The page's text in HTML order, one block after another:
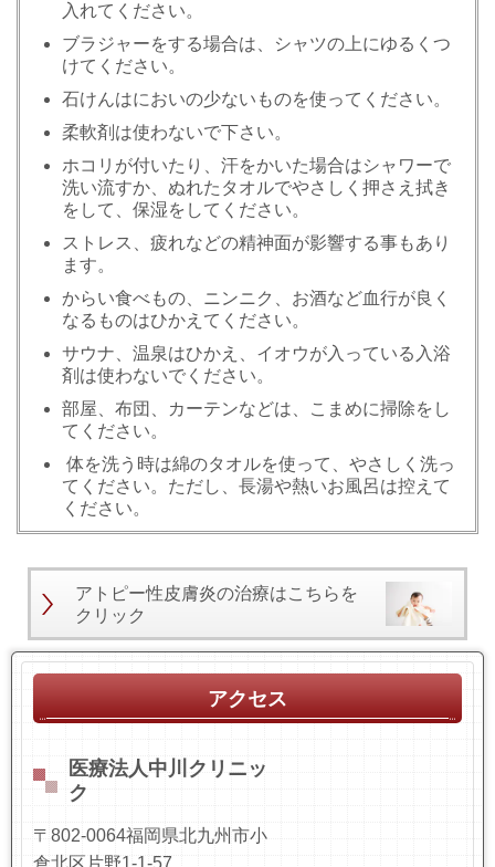
入れてください。
ブラジャーをする場合は、シャツの上にゆるくつ
けてください。
石けんはにおいの少ないものを使ってください。
柔軟剤は使わないで下さい。
ホコリが付いたり、汗をかいた場合はシャワーで
洗い流すか、ぬれたタオルでやさしく押さえ拭き
をして、保湿をしてください。
ストレス、疲れなどの精神面が影響する事もあり
ます。
からい食べもの、ニンニク、お酒など血行が良く
なるものはひかえてください。
サウナ、温泉はひかえ、イオウが入っている入浴
剤は使わないでください。
部屋、布団、カーテンなどは、こまめに掃除をし
てください。
体を洗う時は綿のタオルを使って、やさしく洗っ
てください。ただし、長湯や熱いお風呂は控えて
ください。
アトピー性皮膚炎の治療はこちらを
クリック
アクセス
医療法人中川クリニッ
ク
〒802-0064福岡県北九州市小
倉北区片野1-1-57